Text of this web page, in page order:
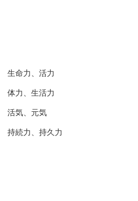
生命力、活力
体力、生活力
活気、元気
持続力、持久力